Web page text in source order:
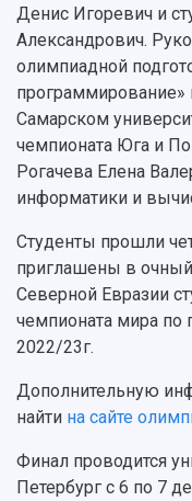
Центр истории
Ботанический
Умный дом
Сведения об
Официальные
Денис Игоревич и
Александрович.
олимпиадной
программирование»
Самарском
чемпионата Юга и
Рогачева Елена
информатики и
Студенты прошли
приглашены в
Северной Евразии
чемпионата мира по
2022/23г.
Дополнительную
найти на сайте
Финал проводится
Петербург с 6 по 7